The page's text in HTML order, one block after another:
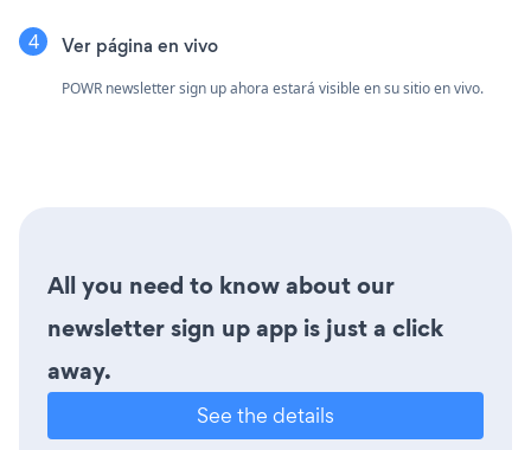
Ver página en vivo
POWR newsletter sign up ahora estará visible en su sitio en vivo.
All you need to know about our
newsletter sign up app is just a click
away.
See the details